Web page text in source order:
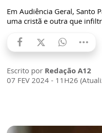
Em Audiência Geral, Santo
uma cristã e outra que
Escrito por Redação A12
07 FEV 2024 - 11H26